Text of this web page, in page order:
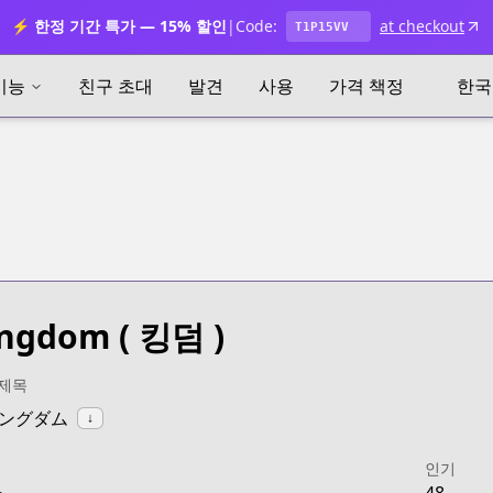
⚡ 한정 기간 특가 — 15% 할인 | Code: T1P15VV at checkout
능 친구 초대 발견 사용 가격 책정 한
( 킹덤 )
목
グダム ↓
인기